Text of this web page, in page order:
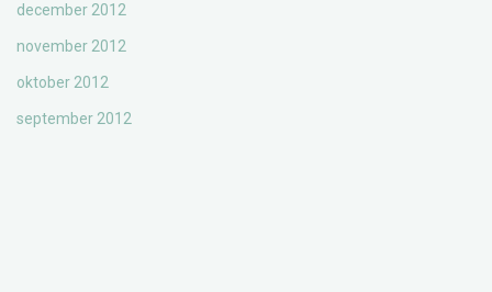
december 2012
november 2012
oktober 2012
september 2012